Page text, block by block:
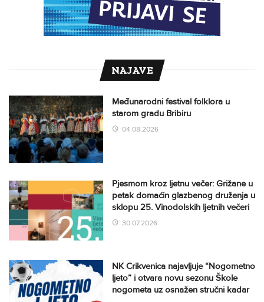
NAJAVE
Međunarodni festival folklora u
starom gradu Bribiru
04.08.2026
Pjesmom kroz ljetnu večer: Grižane u
petak domaćin glazbenog druženja u
sklopu 25. Vinodolskih ljetnih večeri
30.07.2026
NK Crikvenica najavljuje “Nogometno
ljeto” i otvara novu sezonu Škole
nogometa uz osnažen stručni kadar